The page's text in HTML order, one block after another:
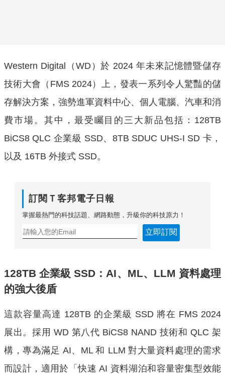
Western Digital（WD）於 2024 年未來記憶體暨儲存
技術大會（FMS 2024）上，發表一系列令人驚豔的儲
存解決方案，強勢進軍資料中心、個人電腦、汽車和消
費市場。其中，最受矚目的三大新品包括：128TB
BiCS8 QLC 企業級 SSD、8TB SDUC UHS-I SD 卡，
以及 16TB 外接式 SSD。
訂閱Ｔ客邦電子日報
掌握最熱門的科技話題、網路動態，升級你的科技原力！
立即訂閱
128TB 企業級 SSD：AI、ML、LLM 資料處理
的強大後盾
這款容量高達 128TB 的企業級 SSD 將在 FMS 2024
展出。採用 WD 第八代 BiCS8 NAND 技術和 QLC 架
構，專為滿足 AI、ML 和 LLM 對大量資料處理的需求
而設計，適用於「快速 AI 資料湖泊和容量密集型效能